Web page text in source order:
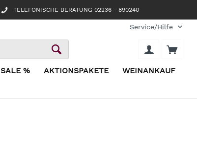
TELEFONISCHE BERATUNG 02236 - 890240
Service/Hilfe
SALE % AKTIONSPAKETE WEINANKAUF